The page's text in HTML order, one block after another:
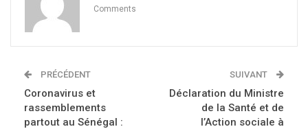
Comments
PRÉCÉDENT
Coronavirus et
rassemblements
partout au Sénégal :
SUIVANT
Déclaration du Ministre
de la Santé et de
l’Action sociale à